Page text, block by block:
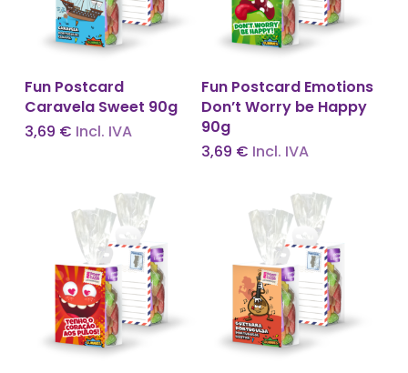
Adicionar
Fun Postcard
Caravela Sweet 90g
3,69 € Incl. IVA
Adicionar
Fun Postcard Emotions
Don’t Worry be Happy
90g
3,69 € Incl. IVA